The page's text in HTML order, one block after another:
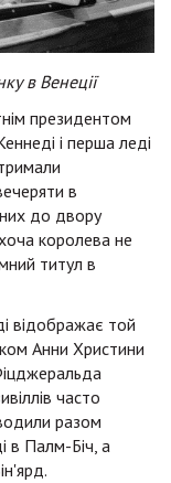
в Венеції
президентом
і перша леді
в
до двору
хоча королева не
титул в
відображає той
Анни Христини
часто
разом
в Палм-Біч, а